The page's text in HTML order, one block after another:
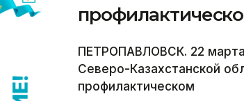
ПЕТРОПАВЛОВСК. 22
Северо-Казахстанской
профилактическом